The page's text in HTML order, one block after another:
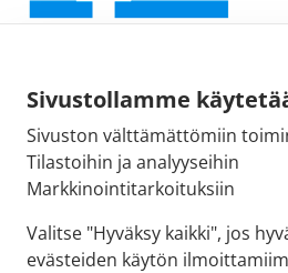
Sivustollamme
Sivuston välttämättömiin
Tilastoihin ja analyyseihin
Markkinointitarkoituksiin
Valitse "Hyväksy kaikki", jos
evästeiden käytön
Fimean sähköpostiosoite:
Fimean vaihde: